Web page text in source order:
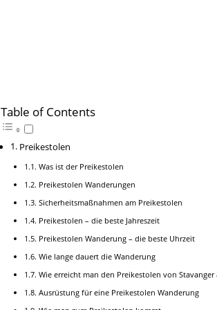
Table of Contents
Preikestolen
Was ist der Preikestolen
Preikestolen Wanderungen
Sicherheitsmaßnahmen am Preikestolen
Preikestolen – die beste Jahreszeit
Preikestolen Wanderung – die beste Uhrzeit
Wie lange dauert die Wanderung
Wie erreicht man den Preikestolen von Stavanger
Ausrüstung für eine Preikestolen Wanderung